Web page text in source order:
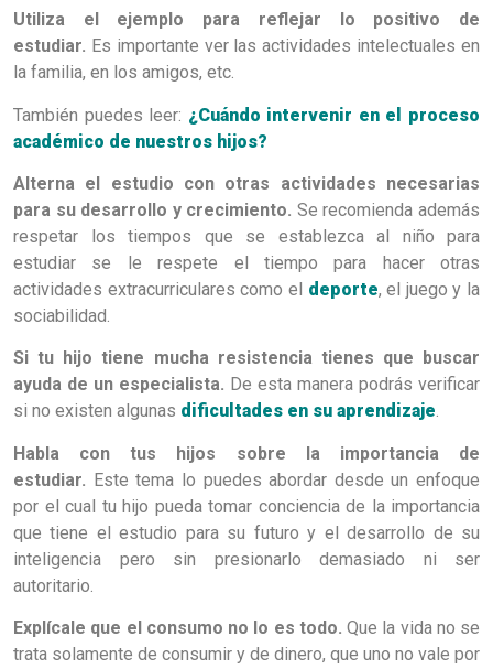
Utiliza el ejemplo para reflejar lo positivo de
estudiar. Es importante ver las actividades intelectuales en
la familia, en los amigos, etc.
También puedes leer: ¿Cuándo intervenir en el proceso
académico de nuestros hijos?
Alterna el estudio con otras actividades necesarias
para su desarrollo y crecimiento. Se recomienda además
respetar los tiempos que se establezca al niño para
estudiar se le respete el tiempo para hacer otras
actividades extracurriculares como el deporte, el juego y la
sociabilidad.
Si tu hijo tiene mucha resistencia tienes que buscar
ayuda de un especialista. De esta manera podrás verificar
si no existen algunas dificultades en su aprendizaje.
Habla con tus hijos sobre la importancia de
estudiar. Este tema lo puedes abordar desde un enfoque
por el cual tu hijo pueda tomar conciencia de la importancia
que tiene el estudio para su futuro y el desarrollo de su
inteligencia pero sin presionarlo demasiado ni ser
autoritario.
Explícale que el consumo no lo es todo. Que la vida no se
trata solamente de consumir y de dinero, que uno no vale por